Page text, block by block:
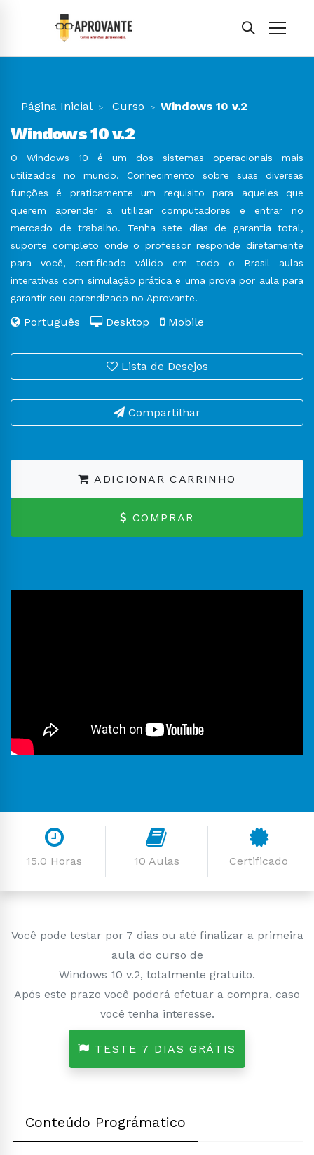
Página Inicial Curso Windows 10 v.2
Windows 10 v.2
O Windows 10 é um dos sistemas operacionais mais
utilizados no mundo. Conhecimento sobre suas diversas
funções é praticamente um requisito para aqueles que
querem aprender a utilizar computadores e entrar no
mercado de trabalho. Tenha sete dias de garantia total,
suporte completo onde o professor responde diretamente
para você, certificado válido em todo o Brasil aulas
interativas com simulação prática e uma prova por aula para
garantir seu aprendizado no Aprovante!
Português Desktop Mobile
Lista de Desejos
Compartilhar
ADICIONAR CARRINHO
COMPRAR
15.0 Horas 10 Aulas Certificado
Você pode testar por 7 dias ou até finalizar a primeira
aula do curso de
Windows 10 v.2, totalmente gratuito.
Após este prazo você poderá efetuar a compra, caso
você tenha interesse.
TESTE 7 DIAS GRÁTIS
Conteúdo Prográmatico